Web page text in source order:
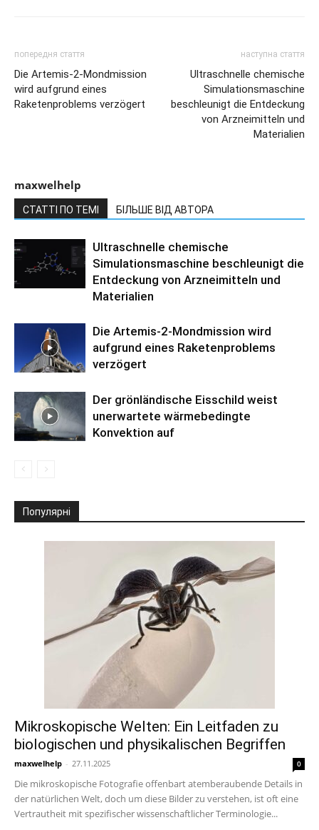
попередня стаття
Die Artemis-2-Mondmission
wird aufgrund eines
Raketenproblems verzögert
наступна стаття
Ultraschnelle chemische
Simulationsmaschine
beschleunigt die Entdeckung
von Arzneimitteln und
Materialien
maxwelhelp
СТАТТІ ПО ТЕМІ БІЛЬШЕ ВІД АВТОРА
Ultraschnelle chemische
Simulationsmaschine beschleunigt die
Entdeckung von Arzneimitteln und
Materialien
Die Artemis-2-Mondmission wird
aufgrund eines Raketenproblems
verzögert
Der grönländische Eisschild weist
unerwartete wärmebedingte
Konvektion auf
Популярні
Mikroskopische Welten: Ein Leitfaden zu
biologischen und physikalischen Begriffen
maxwelhelp - 27.11.2025 0
Die mikroskopische Fotografie offenbart atemberaubende Details in
der natürlichen Welt, doch um diese Bilder zu verstehen, ist oft eine
Vertrautheit mit spezifischer wissenschaftlicher Terminologie...